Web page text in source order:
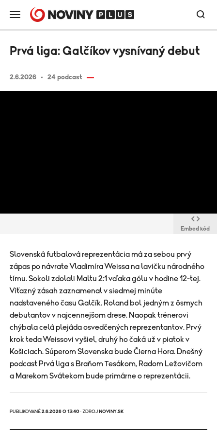
2.6.2026 24 podcast
Prvá liga: Galčíkov vysnívaný debut
Embed kód
Slovenská futbalová reprezentácia má za sebou prvý
zápas po návrate Vladimíra Weissa na lavičku národného
tímu. Sokoli zdolali Maltu 2:1 vďaka gólu v hodine 12-tej.
Víťazný zásah zaznamenal v siedmej minúte
nadstaveného času Galčík. Roland bol jedným z ôsmych
debutantov v najcennejšom drese. Naopak trénerovi
chýbala celá plejáda osvedčených reprezentantov. Prvý
krok teda Weissovi vyšiel, druhý ho čaká už v piatok v
Košiciach. Súperom Slovenska bude Čierna Hora. Dnešný
podcast Prvá liga s Braňom Tesákom, Radom Ležovičom
a Marekom Svátekom bude primárne o reprezentácii.
PUBLIKOVANÉ 2.6.2026 O 13:40 · ZDROJ NOVINY.SK